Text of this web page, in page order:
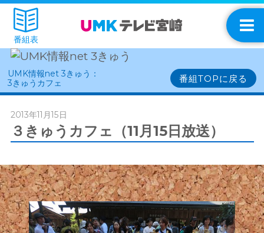
番組表
UMK情報net 3きゅう：
3きゅうカフェ
番組TOPに戻る
2013年11月15日
３きゅうカフェ（11月15日放送）